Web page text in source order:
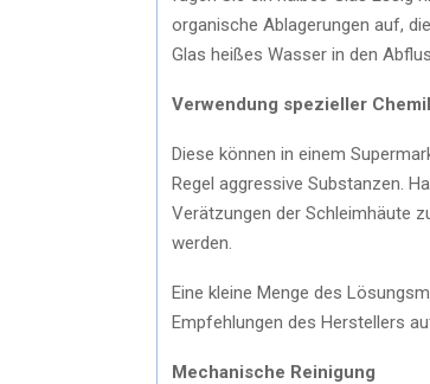
organische Ablagerungen auf,
Glas heißes Wasser in den
Verwendung spezieller
Diese können in einem
Regel aggressive Substanzen.
Verätzungen der Schleimhäute
werden.
Eine kleine Menge des
Empfehlungen des Herstellers
Mechanische Reinigung